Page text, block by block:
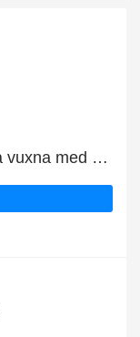
Köp Böcker för tonåringar & unga vuxna med mer än 40% rabatt